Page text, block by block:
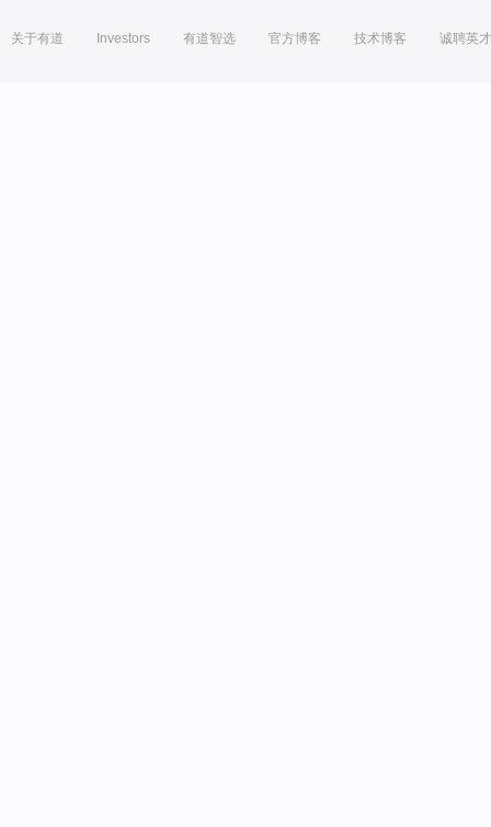
关于有道 Investors 有道智选 官方博客 技术博客 诚聘英才